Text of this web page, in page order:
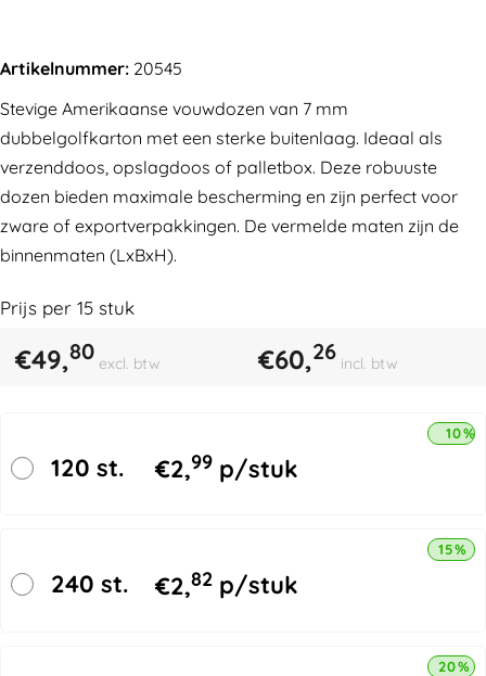
Artikelnummer: 20545
Stevige Amerikaanse vouwdozen van 7 mm
dubbelgolfkarton met een sterke buitenlaag. Ideaal als
verzenddoos, opslagdoos of palletbox. Deze robuuste
dozen bieden maximale bescherming en zijn perfect voor
zware of exportverpakkingen. De vermelde maten zijn de
binnenmaten (LxBxH).
Prijs per 15 stuk
€49,80 excl. btw €60,26 incl. btw
120 st. €2,99 p/stuk
10%
240 st. €2,82 p/stuk
15%
20%